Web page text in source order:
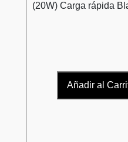
(20W) Carga rápida
Añadir al